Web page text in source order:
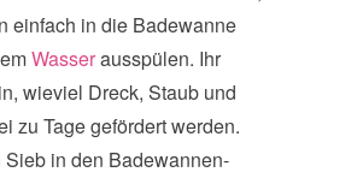
einfach in die Badewanne
Wasserausspülen. Ihr
wieviel Dreck, Staub und
zu Tage gefördert werden.
in den Badewannen-